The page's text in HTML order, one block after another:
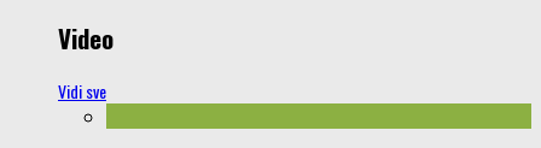
Video
Vidi sve